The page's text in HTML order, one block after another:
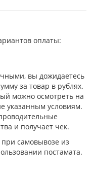
оплаты:
вы дожидаетесь
за товар в рублях.
можно осмотреть на
указанным условиям.
и получает чек.
самовывозе из
постамата.